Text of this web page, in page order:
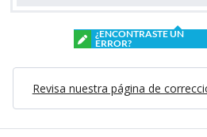
¿ENCONTRASTE UN
ERROR?
Revisa nuestra página de